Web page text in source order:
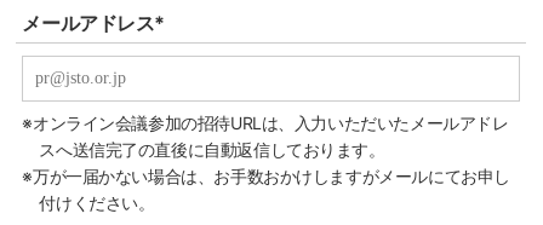
メールアドレス*
※オンライン会議参加の招待URLは、入力いただいたメールアドレ
スへ送信完了の直後に自動返信しております。
※万が一届かない場合は、お手数おかけしますがメールにてお申し
付けください。